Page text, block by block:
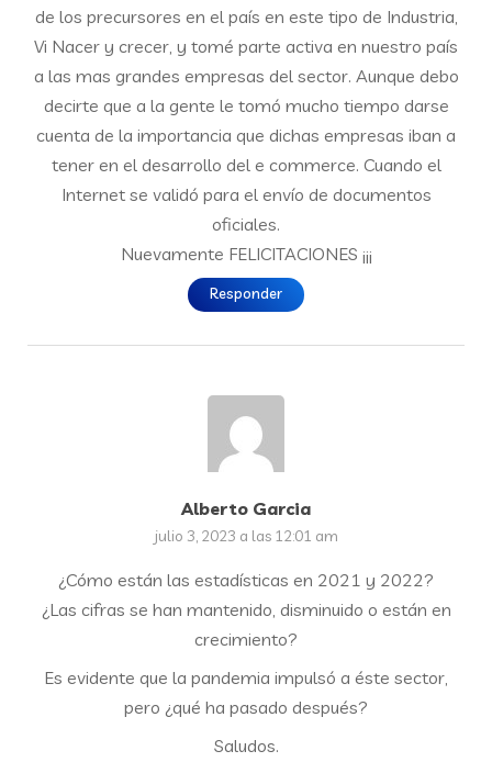
de los precursores en el país en este tipo de Industria,
Vi Nacer y crecer, y tomé parte activa en nuestro país
a las mas grandes empresas del sector. Aunque debo
decirte que a la gente le tomó mucho tiempo darse
cuenta de la importancia que dichas empresas iban a
tener en el desarrollo del e commerce. Cuando el
Internet se validó para el envío de documentos
oficiales.
Nuevamente FELICITACIONES ¡¡¡
Responder
Alberto Garcia
julio 3, 2023 a las 12:01 am
¿Cómo están las estadísticas en 2021 y 2022?
¿Las cifras se han mantenido, disminuido o están en
crecimiento?
Es evidente que la pandemia impulsó a éste sector,
pero ¿qué ha pasado después?
Saludos.